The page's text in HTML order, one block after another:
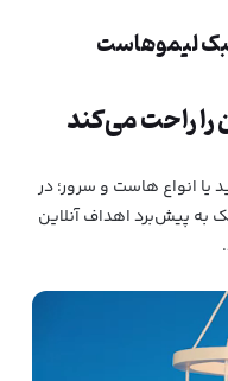
لیموهاست
را راحت می‌کند
یا انواع هاست و سرور؛ در
به پیش‌برد اهداف آنلاین